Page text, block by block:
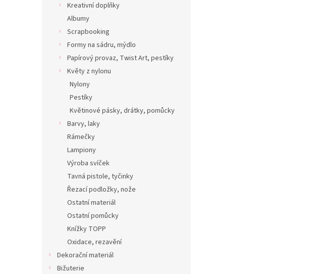
Kreativní doplňky
Albumy
Scrapbooking
Formy na sádru, mýdlo
Papírový provaz, Twist Art, pestíky
Květy z nylonu
Nylony
Pestíky
Květinové pásky, drátky, pomůcky
Barvy, laky
Rámečky
Lampiony
Výroba svíček
Tavná pistole, tyčinky
Řezací podložky, nože
Ostatní materiál
Ostatní pomůcky
Knížky TOPP
Oxidace, rezavění
Dekorační materiál
Bižuterie